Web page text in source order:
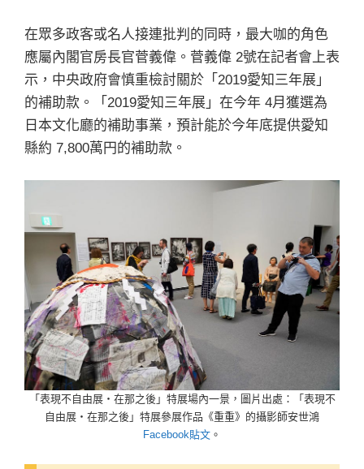
在眾多政客或名人接連批判的同時，最大咖的角色
應屬內閣官房長官菅義偉。菅義偉 2號在記者會上表
示，中央政府會慎重檢討關於「2019愛知三年展」
的補助款。「2019愛知三年展」在今年 4月獲選為
日本文化廳的補助事業，預計能於今年底提供愛知
縣約 7,800萬円的補助款。
「表現不自由展・在那之後」特展場內一景，圖片出處：「表現不
自由展・在那之後」特展參展作品《重重》的攝影師安世鴻
Facebook貼文 。